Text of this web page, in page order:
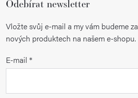
Odebírat newsletter
Vložte svůj e-mail a my vám budeme
nových produktech na našem e-shopu.
E-mail